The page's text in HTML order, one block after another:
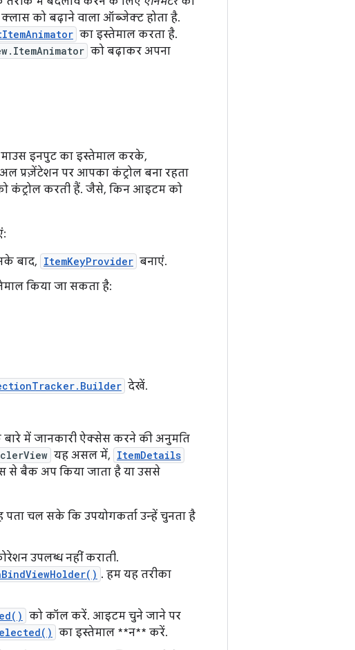
क्लास को बढ़ाने वाला ऑब्जेक्ट होता है.
का इस्तेमाल करता है.
को बढ़ाकर अपना
माउस इनपुट का इस्तेमाल करके,
पर आपका कंट्रोल बना रहता
कंट्रोल करती हैं. जैसे, किन आइटम को
बाद, ItemKeyProvider बनाएं.
किया जा सकता है:
देखें.
में जानकारी ऐक्सेस करने की अनुमति
यह असल में, ItemDetails
से बैक अप किया जाता है या उससे
चल सके कि उपयोगकर्ता उन्हें चुनता है
उपलब्ध नहीं कराती.
. हम यह तरीका
को कॉल करें. आइटम चुने जाने पर
का इस्तेमाल **न** करें.